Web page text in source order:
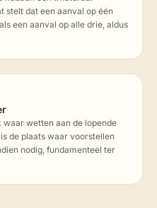
stelt dat een aanval op één
een aanval op alle drie, aldus
waar wetten aan de lopende
de plaats waar voorstellen
nodig, fundamenteel ter